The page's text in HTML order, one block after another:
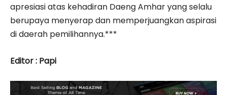
apresiasi atas kehadiran Daeng Amhar yang selalu
berupaya menyerap dan memperjuangkan aspirasi
di daerah pemilihannya.***
Editor : Papi